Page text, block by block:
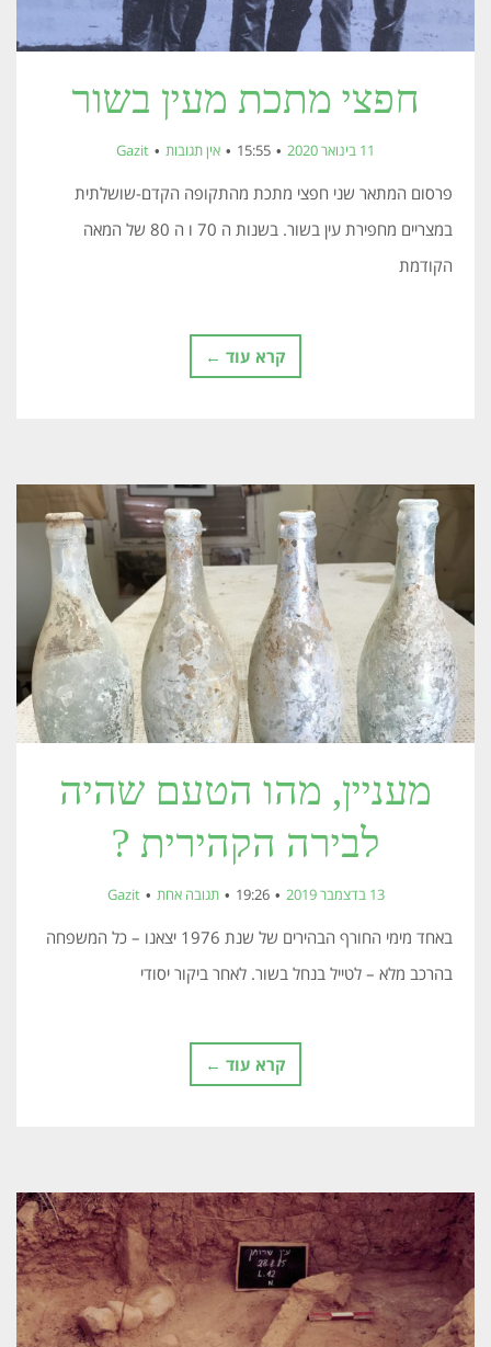
חפצי מתכת מעין בשור
11 בינואר 2020 15:55 אין תגובות Gazit
פרסום המתאר שני חפצי מתכת מהתקופה הקדם-שושלתית
במצריים מחפירת עין בשור. בשנות ה 70 ו ה 80 של המאה
הקודמת
קרא עוד ←
מעניין, מהו הטעם שהיה
לבירה הקהירית ?
13 בדצמבר 2019 19:26 תגובה אחת Gazit
באחד מימי החורף הבהירים של שנת 1976 יצאנו – כל המשפחה
בהרכב מלא – לטייל בנחל בשור. לאחר ביקור יסודי
קרא עוד ←